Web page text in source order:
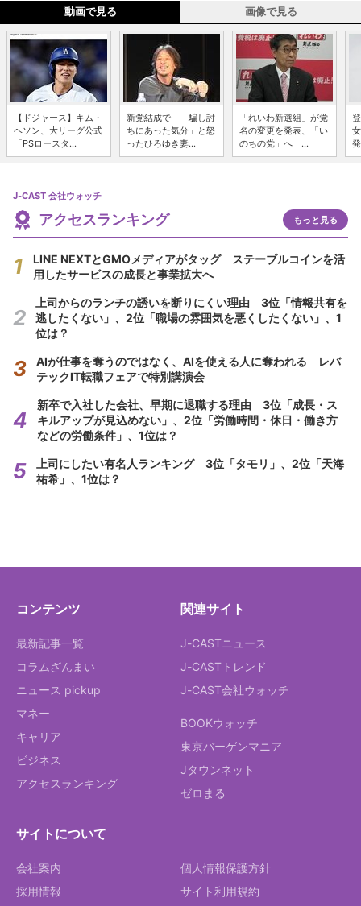
動画で見る 画像で見る
【ドジャース】キム・
ヘソン、大リーグ公式
「PSロースタ...
新党結成で「「騙し討
ちにあった気分」と怒
ったひろゆき妻...
「れいわ新選組」が党
名の変更を発表、「い
のちの党」へ ...
J-CAST 会社ウォッチ
アクセスランキング もっと見る
LINE NEXTとGMOメディアがタッグ ステーブルコインを活
用したサービスの成長と事業拡大へ
上司からのランチの誘いを断りにくい理由 3位「情報共有を
逃したくない」、2位「職場の雰囲気を悪くしたくない」、1
位は？
AIが仕事を奪うのではなく、AIを使える人に奪われる レバ
テックIT転職フェアで特別講演会
新卒で入社した会社、早期に退職する理由 3位「成長・ス
キルアップが見込めない」、2位「労働時間・休日・働き方
などの労働条件」、1位は？
上司にしたい有名人ランキング 3位「タモリ」、2位「天海
祐希」、1位は？
コンテンツ
最新記事一覧
コラムざんまい
ニュース pickup
マネー
キャリア
ビジネス
アクセスランキング
関連サイト
J-CASTニュース
J-CASTトレンド
J-CAST会社ウォッチ
BOOKウォッチ
東京バーゲンマニア
Jタウンネット
ゼロまる
サイトについて
会社案内
採用情報
個人情報保護方針
サイト利用規約